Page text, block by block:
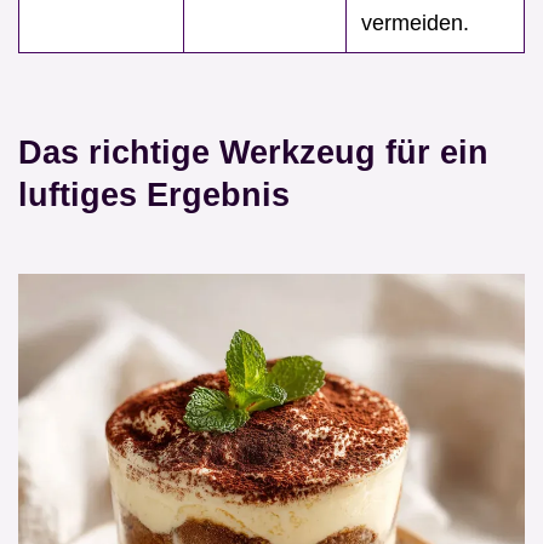
vermeiden.
Das richtige Werkzeug für ein
luftiges Ergebnis